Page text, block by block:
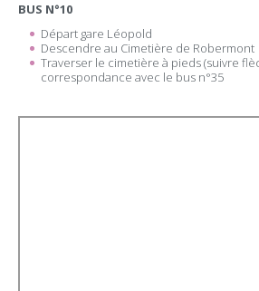
BUS N°10
Départ gare Léopold
Descendre au Cimetière de Robermont
Traverser le cimetière à pieds (suivre
correspondance avec le bus n°35